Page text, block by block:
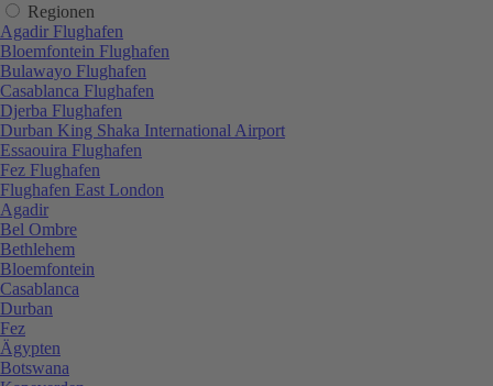
Regionen
Agadir Flughafen
Bloemfontein Flughafen
Bulawayo Flughafen
Casablanca Flughafen
Djerba Flughafen
Durban King Shaka International Airport
Essaouira Flughafen
Fez Flughafen
Flughafen East London
Agadir
Bel Ombre
Bethlehem
Bloemfontein
Casablanca
Durban
Fez
Ägypten
Botswana